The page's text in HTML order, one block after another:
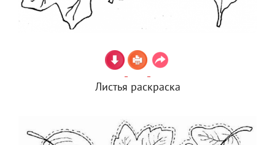
Листья раскраска